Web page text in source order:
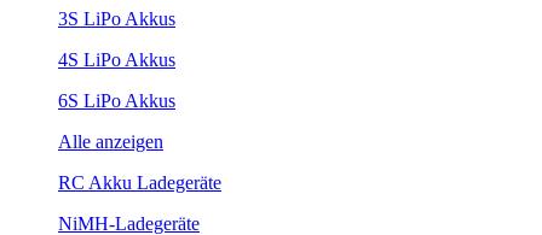
3S LiPo Akkus
4S LiPo Akkus
6S LiPo Akkus
Alle anzeigen
RC Akku Ladegeräte
NiMH-Ladegeräte